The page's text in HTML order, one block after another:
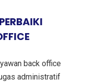
back office
administratif